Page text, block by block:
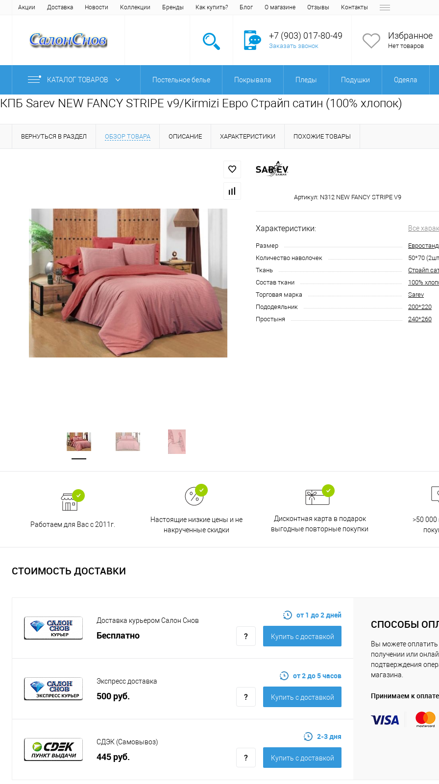
Акции Доставка Новости Коллекции Бренды Как купить? Блог О магазине Отзывы Контакты
+7 (903) 017-80-49
Заказать звонок
Избранное
Нет товаров
КАТАЛОГ ТОВАРОВ Постельное белье Покрывала Пледы Подушки Одеяла
КПБ Sarev NEW FANCY STRIPE v9/Kirmizi Евро Страйп сатин (100% хлопок)
ВЕРНУТЬСЯ В РАЗДЕЛ ОБЗОР ТОВАРА ОПИСАНИЕ ХАРАКТЕРИСТИКИ ПОХОЖИЕ ТОВАРЫ
Артикул: N312 NEW FANCY STRIPE V9
Характеристики: Все
Размер
Количество наволочек
50*70
Ткань
Страйп
Состав ткани
100%
Торговая марка
Sarev
Пододеяльник
200*220
Простыня
240*260
Работаем для Вас с 2011г.
Настоящие низкие цены и не
накрученные скидки
Дисконтная карта в подарок
выгодные повторные покупки
>50
СТОИМОСТЬ ДОСТАВКИ
Доставка курьером Салон Снов
Бесплатно
от 1 до 2 дней
Купить c доставкой
Экспресс доставка
500 руб.
от 2 до 5 часов
Купить c доставкой
СДЭК (Самовывоз)
445 руб.
2-3 дня
Купить c доставкой
СПОСОБЫ
Вы можете оплатить
получении или
подтверждения
магазина.
Принимаем к оплате